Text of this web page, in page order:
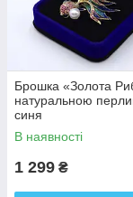
Брошка «Золота
натуральною
синя
В наявності
1 299 ₴